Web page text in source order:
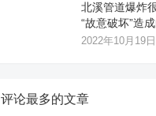
北溪管道爆炸
“故意破坏”造
2022年10月19日
评论最多的文章